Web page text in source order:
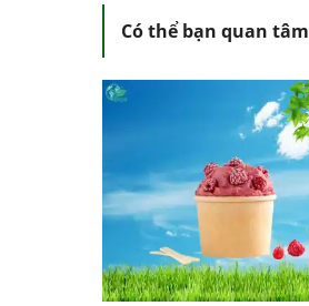
Có thể bạn quan tâm